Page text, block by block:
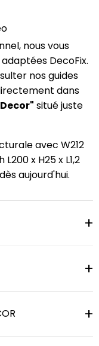
nous vous
DecoFix.
nos guides
dans
situé juste
avec W212
x H25 x L1,2
aujourd'hui.